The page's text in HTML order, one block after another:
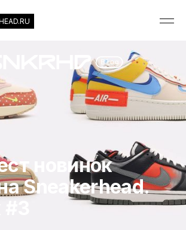
новинок
Sneakerhead.